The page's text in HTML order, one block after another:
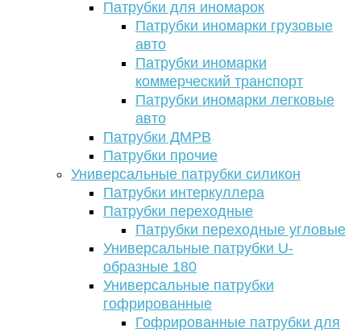
Патрубки для иномарок
Патрубки иномарки грузовые
авто
Патрубки иномарки
коммерческий транспорт
Патрубки иномарки легковые
авто
Патрубки ДМРВ
Патрубки прочие
Универсальные патрубки силикон
Патрубки интеркуллера
Патрубки переходные
Патрубки переходные угловые
Универсальные патрубки U-
образные 180
Универсальные патрубки
гофрированные
Гофрированные патрубки для